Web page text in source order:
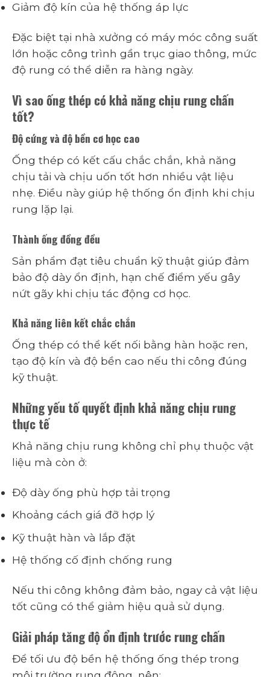
Giảm độ kín của hệ thống áp lực
Đặc biệt tại nhà xưởng có máy móc công suất
lớn hoặc công trình gần trục giao thông, mức
độ rung có thể diễn ra hàng ngày.
Vì sao ống thép có khả năng chịu rung chấn
tốt?
Độ cứng và độ bền cơ học cao
Ống thép có kết cấu chắc chắn, khả năng
chịu tải và chịu uốn tốt hơn nhiều vật liệu
nhẹ. Điều này giúp hệ thống ổn định khi chịu
rung lặp lại.
Thành ống đồng đều
Sản phẩm đạt tiêu chuẩn kỹ thuật giúp đảm
bảo độ dày ổn định, hạn chế điểm yếu gây
nứt gãy khi chịu tác động cơ học.
Khả năng liên kết chắc chắn
Ống thép có thể kết nối bằng hàn hoặc ren,
tạo độ kín và độ bền cao nếu thi công đúng
kỹ thuật.
Những yếu tố quyết định khả năng chịu rung
thực tế
Khả năng chịu rung không chỉ phụ thuộc vật
liệu mà còn ở:
Độ dày ống phù hợp tải trọng
Khoảng cách giá đỡ hợp lý
Kỹ thuật hàn và lắp đặt
Hệ thống cố định chống rung
Nếu thi công không đảm bảo, ngay cả vật liệu
tốt cũng có thể giảm hiệu quả sử dụng.
Giải pháp tăng độ ổn định trước rung chấn
Để tối ưu độ bền hệ thống ống thép trong